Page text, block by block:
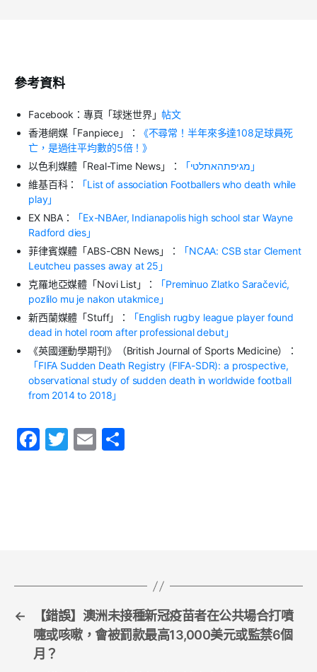
參考資料
Facebook：專頁「球迷世界」 帖文
香港網媒「Fanpiece」：
《不尋常！半年來多達108足球員死
亡，是過往平均數的5倍！》
以色利媒體「Real-Time News」：
「מגיפתהאתלטי 」
維基百科：
「List of association Footballers who death while
play」
EX NBA：
「Ex-NBAer, Indianapolis high school star Wayne
Radford dies」
菲律賓媒體「ABS-CBN News」：
「NCAA: CSB star Clement
Leutcheu passes away at 25」
克羅地亞媒體「Novi List」：
「Preminuo Zlatko Saračević,
pozlilo mu je nakon utakmice」
新西蘭媒體「Stuff」：
「English rugby league player found
dead in hotel room after professional debut」
《英國運動學期刊》（British Journal of Sports Medicine）：
「FIFA Sudden Death Registry (FIFA-SDR): a prospective,
observational study of sudden death in worldwide football
from 2014 to 2018」
F
T
E
←
【錯誤】澳洲未接種新冠疫苗者在公共場合打噴
嚏或咳嗽，會被罰款最高13,000美元或監禁6個
月？